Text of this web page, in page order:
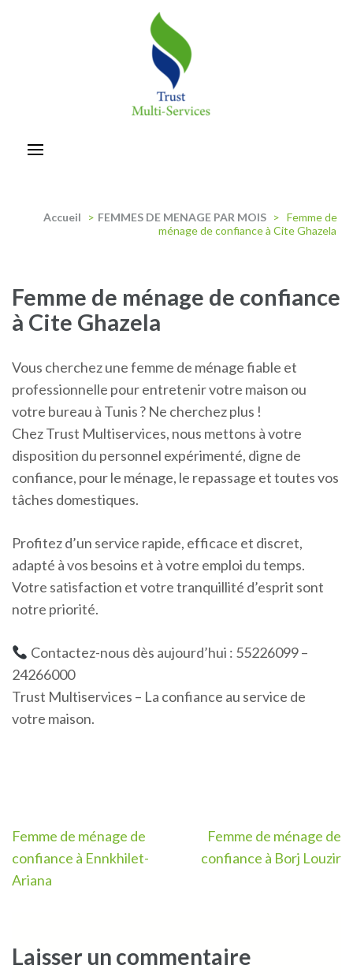
Accueil > FEMMES DE MENAGE PAR MOIS > Femme de
ménage de confiance à Cite Ghazela
Femme de ménage de confiance
à Cite Ghazela
Vous cherchez une femme de ménage fiable et
professionnelle pour entretenir votre maison ou
votre bureau à Tunis ? Ne cherchez plus !
Chez Trust Multiservices, nous mettons à votre
disposition du personnel expérimenté, digne de
confiance, pour le ménage, le repassage et toutes vos
tâches domestiques.
Profitez d’un service rapide, efficace et discret,
adapté à vos besoins et à votre emploi du temps.
Votre satisfaction et votre tranquillité d’esprit sont
notre priorité.
Contactez-nous dès aujourd’hui : 55226099 –
24266000
Trust Multiservices – La confiance au service de
votre maison.
Navigation
de
l’article
Femme de ménage de
confiance à Ennkhilet-
Ariana
Femme de ménage de
confiance à Borj Louzir
Laisser un commentaire